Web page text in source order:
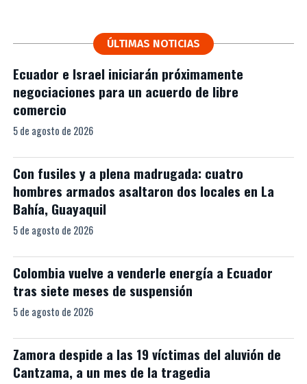
ÚLTIMAS NOTICIAS
Ecuador e Israel iniciarán próximamente
negociaciones para un acuerdo de libre
comercio
5 de agosto de 2026
Con fusiles y a plena madrugada: cuatro
hombres armados asaltaron dos locales en La
Bahía, Guayaquil
5 de agosto de 2026
Colombia vuelve a venderle energía a Ecuador
tras siete meses de suspensión
5 de agosto de 2026
Zamora despide a las 19 víctimas del aluvión de
Cantzama, a un mes de la tragedia